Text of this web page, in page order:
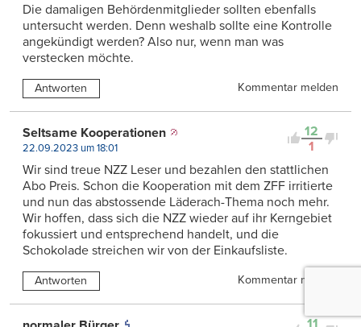
Die damaligen Behördenmitglieder sollten ebenfalls
untersucht werden. Denn weshalb sollte eine Kontrolle
angekündigt werden? Also nur, wenn man was
verstecken möchte.
Antworten Kommentar melden
12
1
Seltsame Kooperationen
22.09.2023 um 18:01
Wir sind treue NZZ Leser und bezahlen den stattlichen
Abo Preis. Schon die Kooperation mit dem ZFF irritierte
und nun das abstossende Läderach-Thema noch mehr.
Wir hoffen, dass sich die NZZ wieder auf ihr Kerngebiet
fokussiert und entsprechend handelt, und die
Schokolade streichen wir von der Einkaufsliste.
Antworten Kommentar melden
11